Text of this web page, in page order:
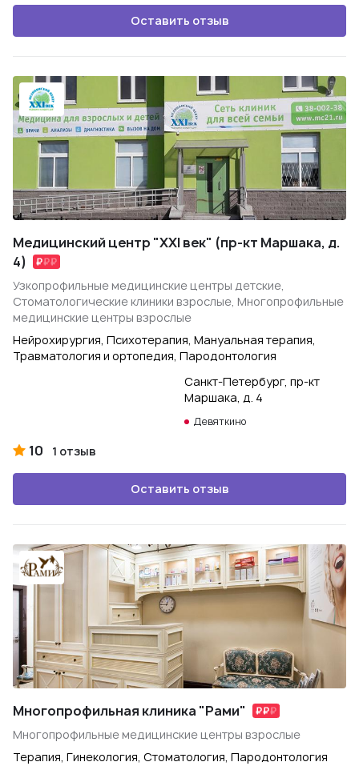
Оставить отзыв
Медицинский центр "XXI век" (пр-кт Маршака, д.
4)
Узкопрофильные медицинские центры детские,
Стоматологические клиники взрослые, Многопрофильные
медицинские центры взрослые
Нейрохирургия, Психотерапия, Мануальная терапия,
Травматология и ортопедия, Пародонтология
Санкт-Петербург, пр-кт
Маршака, д. 4
Девяткино
10 1 отзыв
Оставить отзыв
Многопрофильная клиника "Рами"
Многопрофильные медицинские центры взрослые
Терапия, Гинекология, Стоматология, Пародонтология